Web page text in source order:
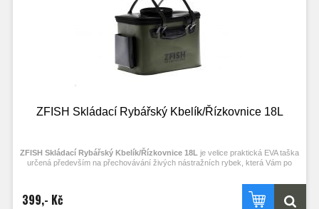
Transportní rozměry: 18x18x5cm
Délka provazu: 5m
ZFISH Skládací Rybářský Kbelík/Řízkovnice 18L
ZFISH Skládací Rybářský Kbelík/Řízkovnice 18L je velice praktická EVA taška
určená především na přechovávání živých nástražních rybek, která Vám po
její vrchní část " víko" se otevírá po celém svém obvodu díky kvalitnímu zipu.
Samotné víko je opatřeno praktickým otvorem ze síťoviny, takže máte nejen
perfektní přehled, co se uvnitř nachází a co se s nástražkami děje, ale otvor se
399,- Kč